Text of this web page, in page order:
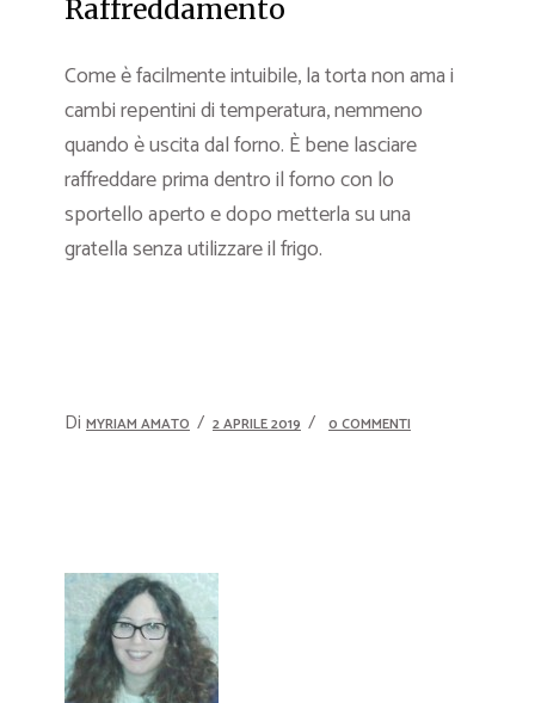
Raffreddamento
Come è facilmente intuibile, la torta non ama i
cambi repentini di temperatura, nemmeno
quando è uscita dal forno. È bene lasciare
raffreddare prima dentro il forno con lo
sportello aperto e dopo metterla su una
gratella senza utilizzare il frigo.
Di MYRIAM AMATO 2 APRILE 2019 0 COMMENTI